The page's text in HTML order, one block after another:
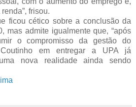
frisou.
ficou cético sobre a conclusão da
mas admite igualmente que, “após
o compromisso da gestão do
em entregar a UPA já
nova realidade ainda sendo